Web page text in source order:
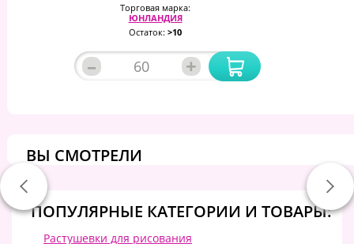
Торговая марка:
ЮНЛАНДИЯ
Остаток: >10
– +
ВЫ СМОТРЕЛИ
ПОПУЛЯРНЫЕ КАТЕГОРИИ И ТОВАРЫ:
Растушевки для рисования